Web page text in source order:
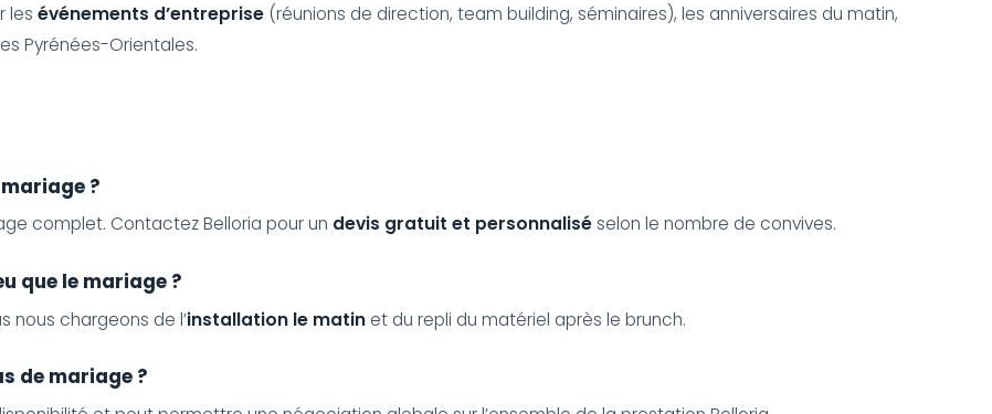
lesévénements d’entreprise (réunions de direction, team building, séminaires), les anniversaires du matin,
Pyrénées-Orientales.
?
complet. Contactez Belloria pour un devis gratuit et personnaliséselon le nombre de convives.
que le mariage ?
nous chargeons de l’installation le matin et du repli du matériel après le brunch.
de mariage ?